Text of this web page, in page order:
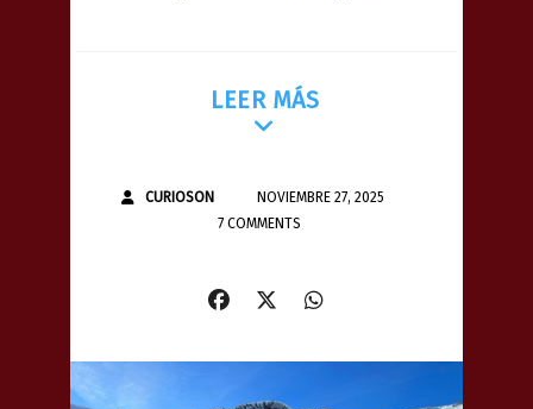
LEER MÁS
CURIOSON
NOVIEMBRE 27, 2025
7 COMMENTS